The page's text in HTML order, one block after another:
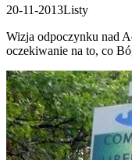
20-11-2013Listy
Wizja odpoczynku nad
oczekiwanie na to, co